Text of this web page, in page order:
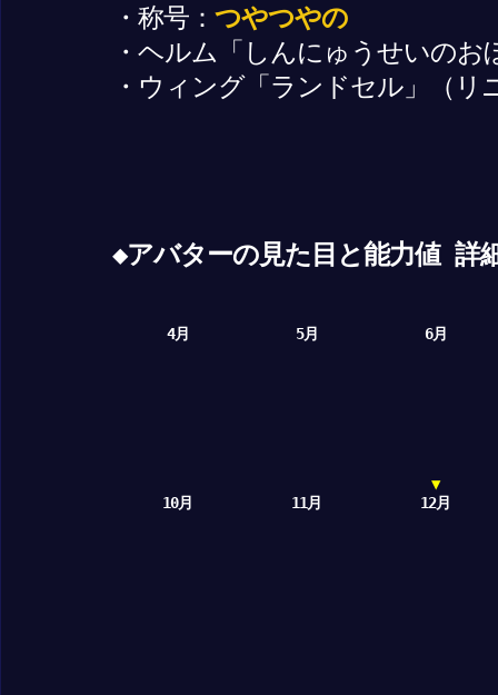
・称号： つやつやの
・ヘルム「しんにゅうせいのお
・ウィング「ランドセル」（リ
◆アバターの見た目と能力値 詳
4月 5月 6月
10月 11月
▼
12月